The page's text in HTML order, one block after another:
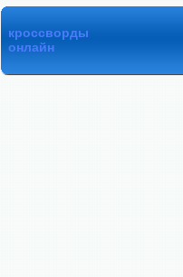
кроссворды
онлайн